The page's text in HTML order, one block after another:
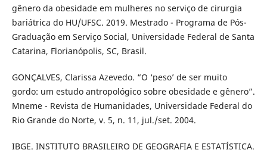
gênero da obesidade em mulheres no serviço de cirurgia
bariátrica do HU/UFSC. 2019. Mestrado - Programa de Pós-
Graduação em Serviço Social, Universidade Federal de Santa
Catarina, Florianópolis, SC, Brasil.
GONÇALVES, Clarissa Azevedo. “O ‘peso’ de ser muito
gordo: um estudo antropológico sobre obesidade e gênero”.
Mneme - Revista de Humanidades, Universidade Federal do
Rio Grande do Norte, v. 5, n. 11, jul./set. 2004.
IBGE. INSTITUTO BRASILEIRO DE GEOGRAFIA E ESTATÍSTICA.